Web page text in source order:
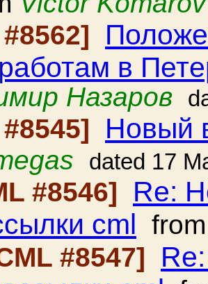
в
Назаров
Новый
dated 17
#8546]
Re:
cml
#8547]